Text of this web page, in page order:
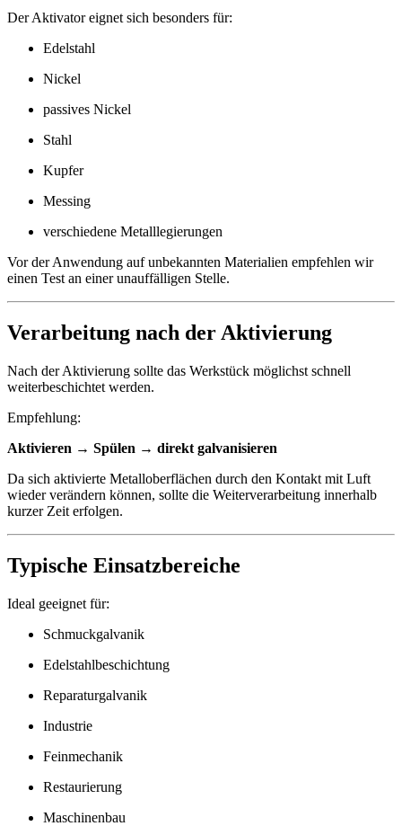
Der Aktivator eignet sich besonders für:
Edelstahl
Nickel
passives Nickel
Stahl
Kupfer
Messing
verschiedene Metalllegierungen
Vor der Anwendung auf unbekannten Materialien empfehlen wir
einen Test an einer unauffälligen Stelle.
Verarbeitung nach der Aktivierung
Nach der Aktivierung sollte das Werkstück möglichst schnell
weiterbeschichtet werden.
Empfehlung:
Aktivieren → Spülen → direkt galvanisieren
Da sich aktivierte Metalloberflächen durch den Kontakt mit Luft
wieder verändern können, sollte die Weiterverarbeitung innerhalb
kurzer Zeit erfolgen.
Typische Einsatzbereiche
Ideal geeignet für:
Schmuckgalvanik
Edelstahlbeschichtung
Reparaturgalvanik
Industrie
Feinmechanik
Restaurierung
Maschinenbau